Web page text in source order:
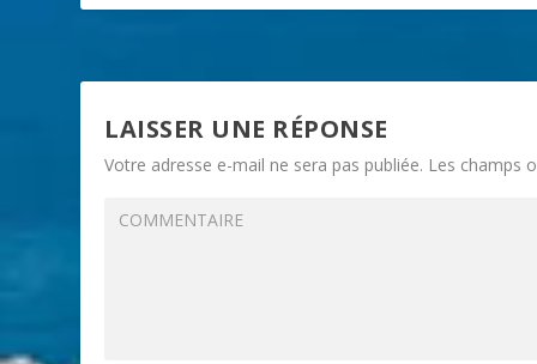
LAISSER UNE RÉPONSE
Votre adresse e-mail ne sera pas publiée. Les champs